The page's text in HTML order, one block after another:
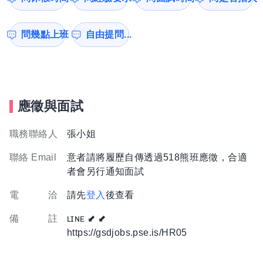
問幾點上班 自由提問...
應徵與面試
職務聯絡人 張小姐
聯絡 Email
意者請將履歷自傳透過518熊班應徵，合適
者會另行通知面試
電 洽 請先登入 後查看
備 註
ʟɪɴᴇ ⬋ ⬋
https://gsdjobs.pse.is/HR05